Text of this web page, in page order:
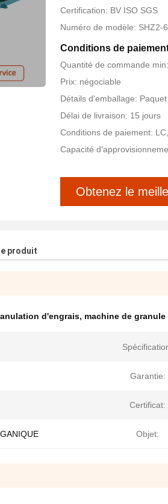
Certification: BV ISO SGS
Numéro de modèle: SHZ2-
Conditions de
Quantité de commande
Prix: négociable
Détails d'emballage:
Délai de livraison: 15 jours
Conditions de paiement:
Capacité
Obtenez le
produit
d'engrais, machine de
Garantie:
Certificat:
Objet: